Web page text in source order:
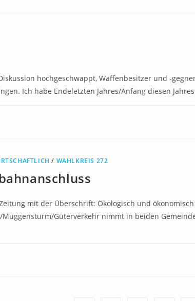
hochgeschwappt, Waffenbesitzer und -
Ich habe Endeletzten Jahres/Anfang diesen
/ WAHLKREIS 272
mit der Überschrift: Ökologisch und
Güterverkehr nimmt in beiden